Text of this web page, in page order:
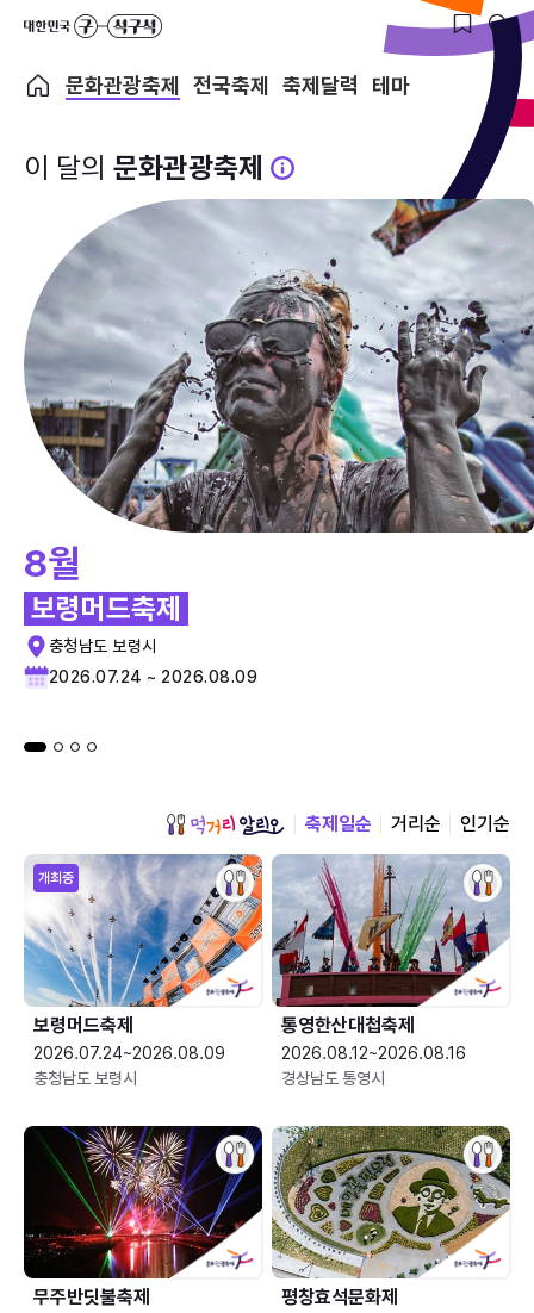
문화관광축제 전국축제 축제달력 테마
이 달의 문화관광축제
8월
보령머드축제
충청남도 보령시
2026.07.24 ~ 2026.08.09
축제일순 거리순 인기순
개최중
보령머드축제
2026.07.24~2026.08.09
충청남도 보령시
통영한산대첩축제
2026.08.12~2026.08.16
경상남도 통영시
무주반딧불축제 평창효석문화제